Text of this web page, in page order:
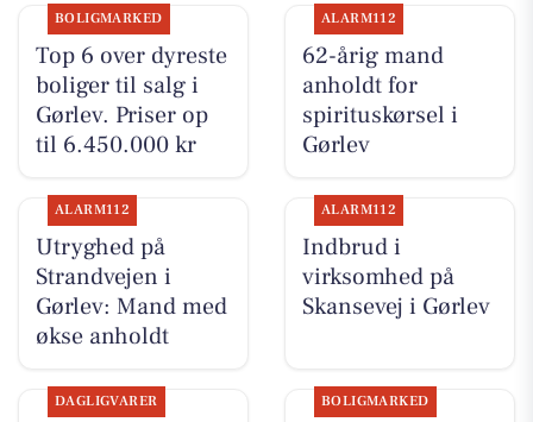
BOLIGMARKED
Top 6 over dyreste
boliger til salg i
Gørlev. Priser op
til 6.450.000 kr
ALARM112
62-årig mand
anholdt for
spirituskørsel i
Gørlev
ALARM112
Utryghed på
Strandvejen i
Gørlev: Mand med
økse anholdt
ALARM112
Indbrud i
virksomhed på
Skansevej i Gørlev
DAGLIGVARER BOLIGMARKED